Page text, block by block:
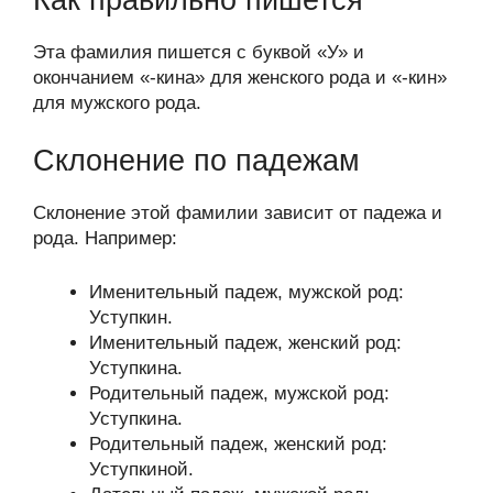
Эта фамилия пишется с буквой «У» и
окончанием «-кина» для женского рода и «-кин»
для мужского рода.
Склонение по падежам
Склонение этой фамилии зависит от падежа и
рода. Например:
Именительный падеж, мужской род:
Уступкин.
Именительный падеж, женский род:
Уступкина.
Родительный падеж, мужской род:
Уступкина.
Родительный падеж, женский род:
Уступкиной.